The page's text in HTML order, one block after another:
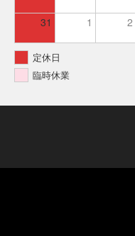
31 1 2
定休日
臨時休業